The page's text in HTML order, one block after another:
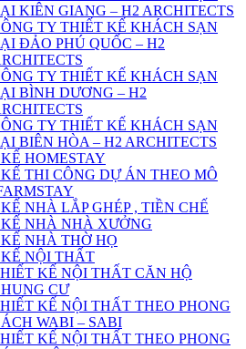
KIÊN GIANG – H2 ARCHITECTS
TY THIẾT KẾ KHÁCH SẠN
ĐẢO PHÚ QUỐC – H2
TY THIẾT KẾ KHÁCH SẠN
BÌNH DƯƠNG – H2
TY THIẾT KẾ KHÁCH SẠN
BIÊN HÒA – H2 ARCHITECTS
HOMESTAY
THI CÔNG DỰ ÁN THEO MÔ
NHÀ LẮP GHÉP , TIỀN CHẾ
NHÀ NHÀ XƯỞNG
NHÀ THỜ HỌ
NỘI THẤT
KẾ NỘI THẤT CĂN HỘ
CƯ
KẾ NỘI THẤT THEO PHONG
WABI – SABI
KẾ NỘI THẤT THEO PHONG